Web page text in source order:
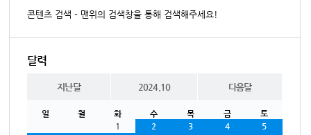
콘텐츠 검색 - 맨위의 검색창을 통해 검색해주세요!
달력
지난달 2024.10 다음달
일 월 화 수 목 금
토
1
2 3 4 5